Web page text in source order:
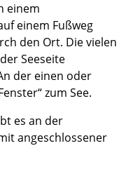
einem
einem Fußweg
den Ort. Die vielen
Seeseite
der einen oder
zum See.
es an der
angeschlossener